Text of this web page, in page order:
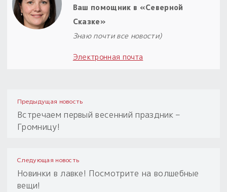
Ваш помощник в «Северной
Сказке»
Знаю почти все новости)
Электронная почта
Предыдущая новость
Встречаем первый весенний праздник –
Громницу!
Следующая новость
Новинки в лавке! Посмотрите на волшебные
вещи!